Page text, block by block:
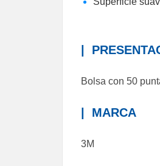
Bolsa con 50
MARCA
3M